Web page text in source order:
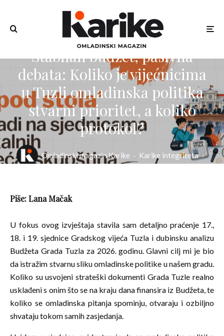
Stabilan budžet, pasivna
debata: Koliko je vijećnicima
u Tuzli omladinska politika
stvarni prioritet, a koliko
protokol?
Omladinski magazin Karike · Karike integriteta ·
Piše: Lana Mačak
U fokus ovog izvještaja stavila sam detaljno praćenje 17.,
18. i 19. sjednice Gradskog vijeća Tuzla i dubinsku analizu
Budžeta Grada Tuzla za 2026. godinu. Glavni cilj mi je bio
da istražim stvarnu sliku omladinske politike u našem gradu.
Koliko su usvojeni strateški dokumenti Grada Tuzle realno
usklađeni s onim što se na kraju dana finansira iz Budžeta, te
koliko se omladinska pitanja spominju, otvaraju i ozbiljno
shvataju tokom samih zasjedanja.